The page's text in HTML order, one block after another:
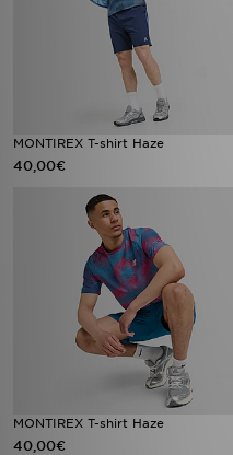
MONTIREX T-shirt Haze
40,00€
MONTIREX T-shirt Haze
40,00€